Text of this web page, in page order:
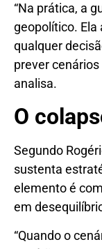
“Na prática, a
geopolítico.
qualquer
prever
analisa.
O
Segundo
sustenta
elemento é
em
“Quando o